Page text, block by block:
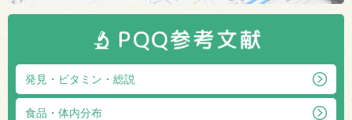
発見・ビタミン・総説
食品・体内分布